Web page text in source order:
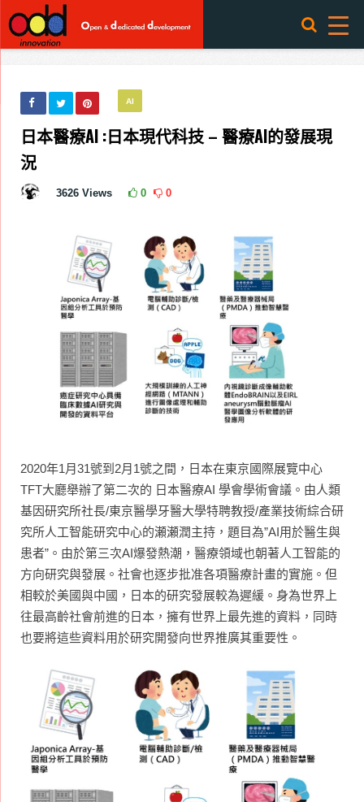
AI
日本醫療AI :日本現代科技 – 醫療AI的發展現
況
3626 Views 0 0
2020年1月31號到2月1號之間，日本在東京國際展覽中心
TFT大廳舉辦了第二次的 日本醫療AI 學會學術會議。由人類
基因研究所社長/東京醫學牙醫大學特聘教授/產業技術綜合研
究所人工智能研究中心的瀬瀬潤主持，題目為”AI用於醫生與
患者”。由於第三次AI爆發熱潮，醫療領域也朝著人工智能的
方向研究與發展。社會也逐步批准各項醫療計畫的實施。但
相較於美國與中國，日本的研究發展較為遲緩。身為世界上
往最高齡社會前進的日本，擁有世界上最先進的資料，同時
也要將這些資料用於研究開發向世界推廣其重要性。